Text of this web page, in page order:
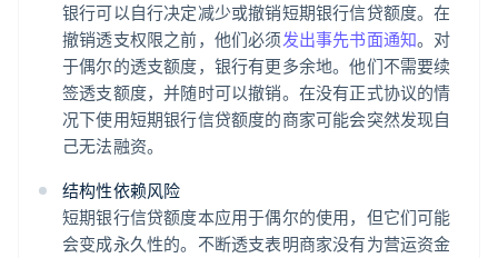
银行可以自行决定减少或撤销短期银行信贷额度。在
撤销透支权限之前，他们必须发出事先书面通知。对
于偶尔的透支额度，银行有更多余地。他们不需要续
签透支额度，并随时可以撤销。在没有正式协议的情
况下使用短期银行信贷额度的商家可能会突然发现自
己无法融资。
结构性依赖风险
短期银行信贷额度本应用于偶尔的使用，但它们可能
会变成永久性的。不断透支表明商家没有为营运资金